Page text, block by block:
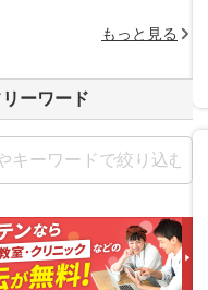
もっと見る
ーワード